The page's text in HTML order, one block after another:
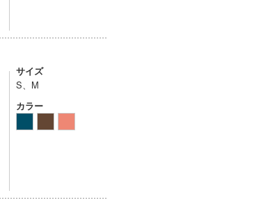
サイズ
S、M
カラー